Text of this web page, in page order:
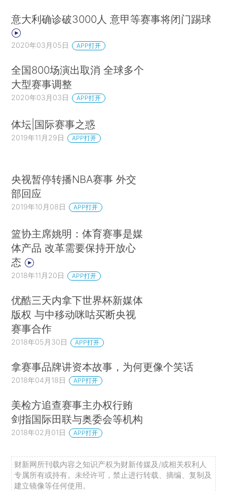
意大利确诊破3000人 意甲等赛事将闭门踢球
2020年03月05日 APP打开
全国800场演出取消 全球多个
大型赛事调整
2020年03月03日 APP打开
体坛|国际赛事之惑
2019年11月29日 APP打开
央视暂停转播NBA赛事 外交
部回应
2019年10月08日 APP打开
篮协主席姚明：体育赛事是媒
体产品 改革需要保持开放心
态
2018年11月20日 APP打开
优酷三天内拿下世界杯新媒体
版权 与中移动咪咕买断央视
赛事合作
2018年05月30日 APP打开
拿赛事品牌讲资本故事，为何更像个笑话
2018年04月18日 APP打开
美检方追查赛事主办权行贿
剑指国际田联与奥委会等机构
2018年02月01日 APP打开
财新网所刊载内容之知识产权为财新传媒及/或相关权利人
专属所有或持有。未经许可，禁止进行转载、摘编、复制及
建立镜像等任何使用。